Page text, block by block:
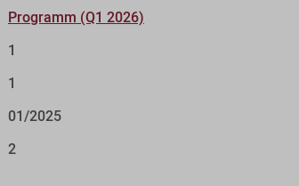
Programm (Q1 2026)
1
1
01/2025
2